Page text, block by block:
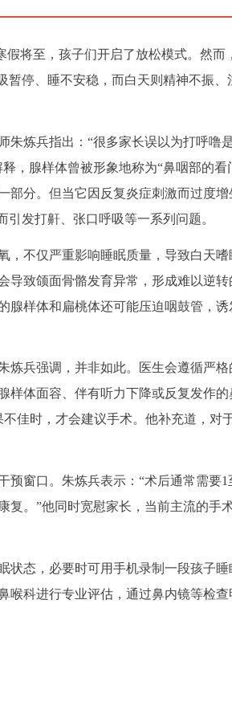
假将至，孩子们开启了放松模式。然而
暂停、睡不安稳，而白天则精神不振
朱炼兵指出：“很多家长误以为打呼噜
，腺样体曾被形象地称为“鼻咽部的
部分。但当它因反复炎症刺激而过度
发打鼾、张口呼吸等一系列问题。
，不仅严重影响睡眠质量，导致白天
导致颌面骨骼发育异常，形成难以逆
腺样体和扁桃体还可能压迫咽鼓管，
炼兵强调，并非如此。医生会遵循严
样体面容、伴有听力下降或反复发作
佳时，才会建议手术。他补充道，对
预窗口。朱炼兵表示：“术后通常需要
复。”他同时宽慰家长，当前主流的手
状态，必要时可用手机录制一段孩子
喉科进行专业评估，通过鼻内镜等检